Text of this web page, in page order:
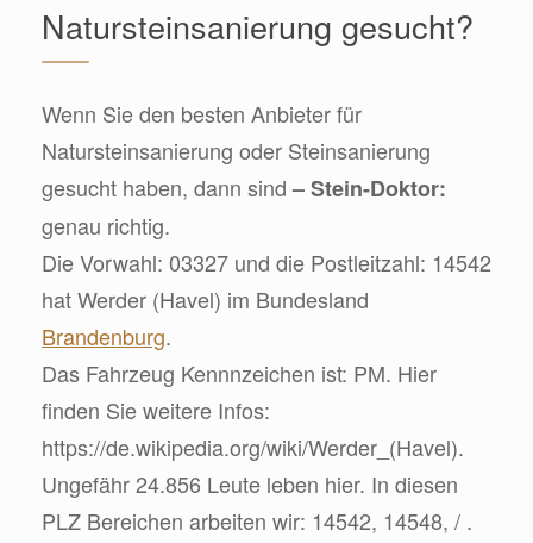
Natursteinsanierung gesucht?
Wenn Sie den besten Anbieter für
Natursteinsanierung oder Steinsanierung
gesucht haben, dann sind– Stein-Doktor:
genau richtig.
Die Vorwahl: 03327 und die Postleitzahl: 14542
hat Werder (Havel) im Bundesland
Brandenburg.
Das Fahrzeug Kennnzeichen ist: PM. Hier
finden Sie weitere Infos:
https://de.wikipedia.org/wiki/Werder_(Havel).
Ungefähr 24.856 Leute leben hier. In diesen
PLZ Bereichen arbeiten wir: 14542, 14548, / .